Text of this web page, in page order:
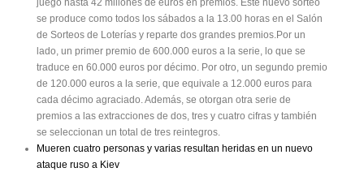
juego hasta 42 millones de euros en premios. Este nuevo sorteo
se produce como todos los sábados a la 13.00 horas en el Salón
de Sorteos de Loterías y reparte dos grandes premios.Por un
lado, un primer premio de 600.000 euros a la serie, lo que se
traduce en 60.000 euros por décimo. Por otro, un segundo premio
de 120.000 euros a la serie, que equivale a 12.000 euros para
cada décimo agraciado. Además, se otorgan otra serie de
premios a las extracciones de dos, tres y cuatro cifras y también
se seleccionan un total de tres reintegros.
Mueren cuatro personas y varias resultan heridas en un nuevo
ataque ruso a Kiev